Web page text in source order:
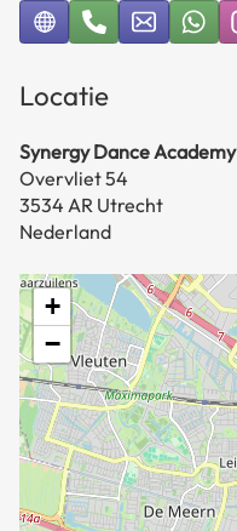
Locatie
Synergy Dance Academy
Overvliet 54
3534 AR Utrecht
Nederland
+
−